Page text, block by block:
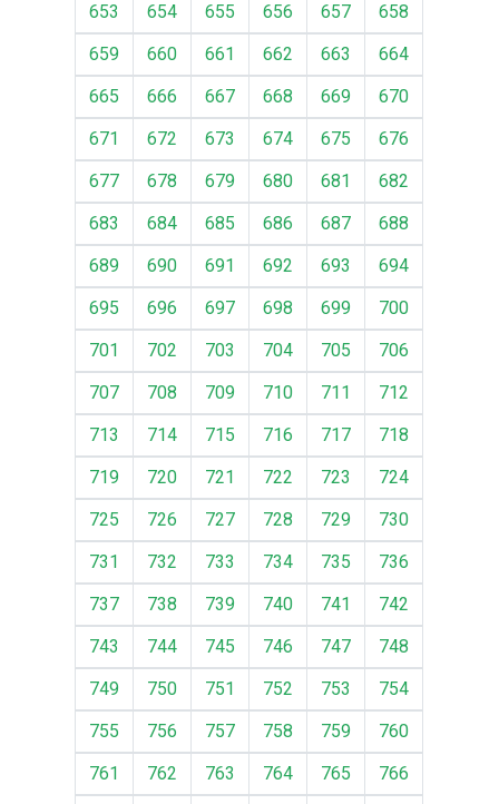
653
654 655 656 657
658
659
660 661 662 663
664
665
666 667 668 669
670
671
672 673 674 675
676
677
678 679 680 681
682
683
684 685 686 687
688
689
690 691 692 693
694
695
696 697 698 699
700
701
702 703 704 705
706
707
708 709 710 711
712
713
714 715 716 717
718
719
720 721 722 723
724
725
726 727 728 729
730
731
732 733 734 735
736
737
738 739 740 741
742
743
744 745 746 747
748
749
750 751 752 753
754
755
756 757 758 759
760
761
762 763 764 765
766